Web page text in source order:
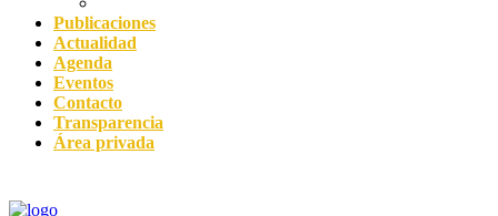
Publicaciones
Actualidad
Agenda
Eventos
Contacto
Transparencia
Área privada